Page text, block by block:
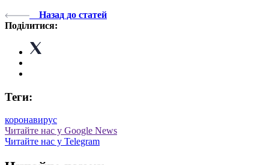
Назад до статей
Поділитися:
Теги:
коронавирус
Читайте нас у Google News
Читайте нас у Telegram